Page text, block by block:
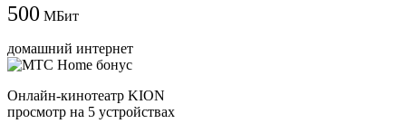
500 МБит
домашний интернет
Онлайн-кинотеатр KION
просмотр на 5 устройствах